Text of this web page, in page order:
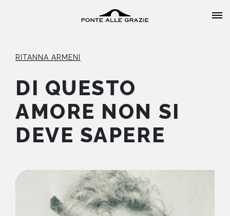
HOME
CHI SIAMO
AUTORI
RITANNA ARMENI
DI QUESTO
AMORE NON SI
DEVE SAPERE